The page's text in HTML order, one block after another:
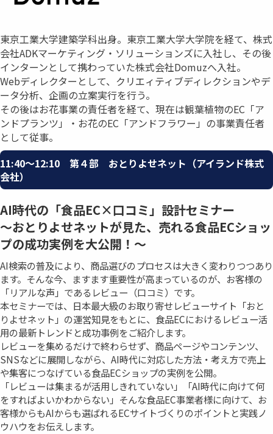
東京工業大学建築学科出身。東京工業大学大学院を経て、株式
会社ADKマーケティング・ソリューションズに入社し、その後
インターンとして携わっていた株式会社Domuzへ入社。
Webディレクターとして、クリエィティブディレクションやデ
ータ分析、企画の立案実行を行う。
その後はお花事業の責任者を経て、現在は観葉植物のEC「ア
ンドプランツ」・お花のEC「アンドフラワー」の事業責任者
として従事。
11:40〜12:10 第４部 おとりよせネット（アイランド株式
会社）
AI時代の「食品EC×口コミ」設計セミナー
～おとりよせネットが見た、売れる食品ECショッ
プの成功実例を大公開！～
AI検索の普及により、商品選びのプロセスは大きく変わりつつあり
ます。そんな今、ますます重要性が高まっているのが、お客様の
「リアルな声」であるレビュー（口コミ）です。
本セミナーでは、日本最大級のお取り寄せレビューサイト「おと
りよせネット」の運営知見をもとに、食品ECにおけるレビュー活
用の最新トレンドと成功事例をご紹介します。
レビューを集めるだけで終わらせず、商品ページやコンテンツ、
SNSなどに展開しながら、AI時代に対応した方法・考え方で売上
や集客につなげている食品ECショップの実例を公開。
「レビューは集まるが活用しきれていない」「AI時代に向けて何
をすればよいかわからない」そんな食品EC事業者様に向けて、お
客様からもAIからも選ばれるECサイトづくりのポイントと実践ノ
ウハウをお伝えします。